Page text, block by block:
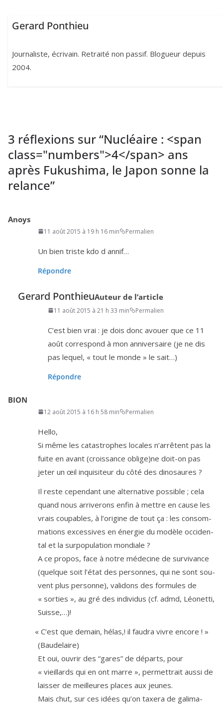
Gerard Ponthieu
Journaliste, écrivain. Retraité non passif. Blogueur depuis
2004.
3 réflexions sur “Nucléaire : <span
class="numbers">4</span> ans
après Fukushima, le Japon sonne la
relance”
Anoys
11 août 2015 à 19 h 16 min Permalien
Un bien triste kdo d annif…
Répondre
Gerard PonthieuAuteur de l’article
11 août 2015 à 21 h 33 min Permalien
C’est bien vrai : je dois donc avouer que ce 11
août cor­res­pond à mon anni­ver­saire (je ne dis
pas lequel, « tout le monde » le sait…)
Répondre
BION
12 août 2015 à 16 h 58 min Permalien
Hello,
Si même les catas­trophes locales n’ar­rêtent pas la
fuite en avant (crois­sance oblige)ne doit-on pas
jeter un œil inqui­si­teur du côté des dinosaures ?
Il reste cepen­dant une alter­na­tive pos­sible ; cela
quand nous arri­ve­rons enfin à mettre en cause les
vrais cou­pables, à l’o­ri­gine de tout ça : les consom­
ma­tions exces­sives en éner­gie du modèle occi­den­
tal et la sur­po­pu­la­tion mondiale ?
A ce pro­pos, face à notre méde­cine de sur­vi­vance
(quelque soit l’é­tat des per­sonnes, qui ne sont sou­
vent plus per­sonne), vali­dons des for­mules de
« sor­ties », au gré des indi­vi­dus (cf. admd, Léonetti,
Suisse,…)!
« C’est que demain, hélas,! il fau­dra vivre encore ! »
(Baudelaire)
Et oui, ouvrir des “gares” de départs, pour
« vieillards qui en ont marre », per­met­trait aus­si de
lais­ser de meilleures places aux jeunes.
Mais chut, sur ces idées qu’on taxe­ra de gali­ma­